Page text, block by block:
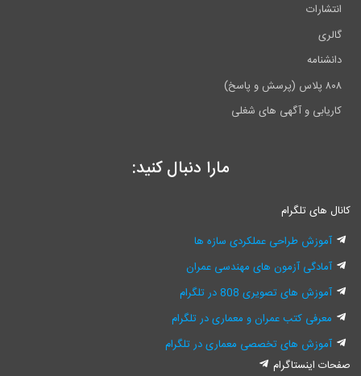
انتشارات
گالری
دانشنامه
۸۰۸ پلاس (پرسش و پاسخ)
کاریابی و آگهی های شغلی
مارا دنبال کنید:
کانال های تلگرام
آموزش طراحی عملکردی سازه ها
آمادگی آزمون های مهندسی عمران
آموزش های تصویری 808 در تلگرام
معرفی کتب عمران و معماری در تلگرام
آموزش های تخصصی معماری در تلگرام
صفحات اینستاگرام